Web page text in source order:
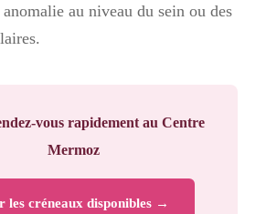
au niveau du sein ou des
vous rapidement au Centre
Mermoz
les créneaux disponibles →